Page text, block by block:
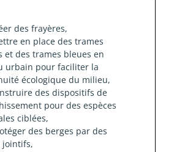
des frayères,
en place des trames
et des trames bleues en
urbain pour faciliter la
écologique du milieu,
des dispositifs de
pour des espèces
ciblées,
des berges par des
jointifs,